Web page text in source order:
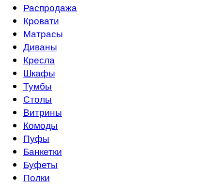
Распродажа
Кровати
Матрасы
Диваны
Кресла
Шкафы
Тумбы
Столы
Витрины
Комоды
Пуфы
Банкетки
Буфеты
Полки